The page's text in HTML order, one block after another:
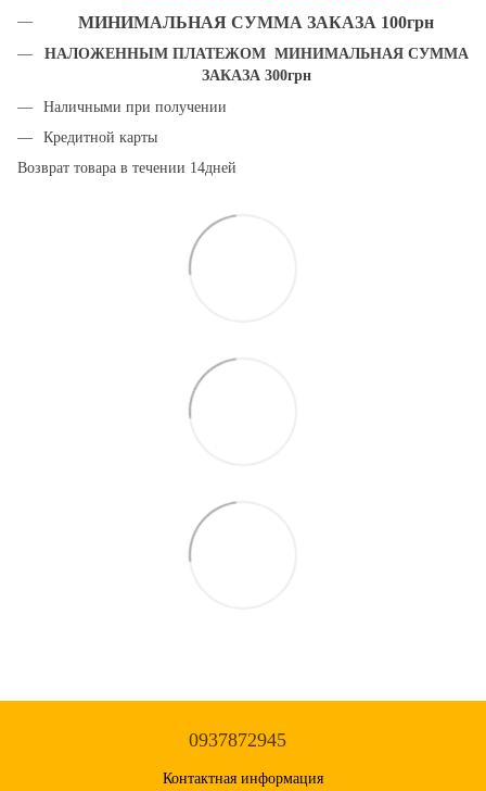
МИНИМАЛЬНАЯ СУММА ЗАКАЗА 100грн
НАЛОЖЕННЫМ ПЛАТЕЖОМ МИНИМАЛЬНАЯ СУММА
ЗАКАЗА 300грн
Наличными при получении
Кредитной карты
Возврат товара в течении 14дней
0937872945
Контактная информация